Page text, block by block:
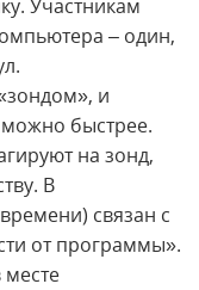
Участникам
– один,
и
можно быстрее.
на зонд,
В
связан с
от программы».